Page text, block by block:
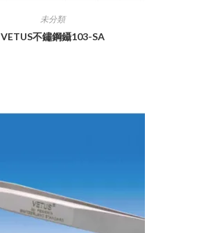
未分類
VETUS不鏽鋼鑷103-SA